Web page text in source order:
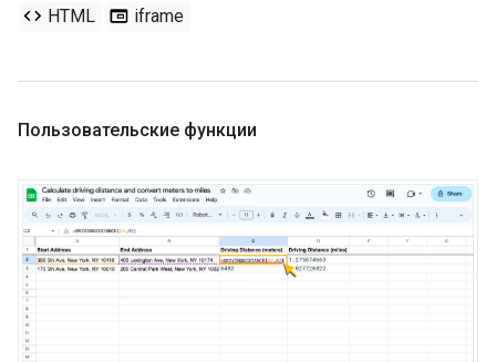
HTML iframe
Пользовательские функции